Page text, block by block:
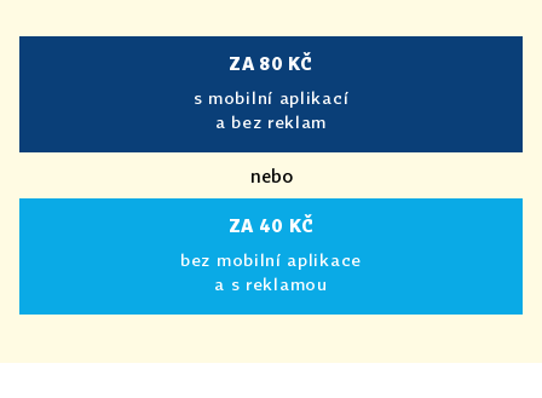
ZA 80 KČ
s mobilní aplikací
a bez reklam
nebo
ZA 40 KČ
bez mobilní aplikace
a s reklamou